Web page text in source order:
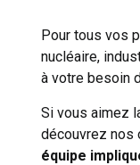
Pour tous vos
nucléaire,
à votre besoin
Si vous aimez
découvrez nos
équipe